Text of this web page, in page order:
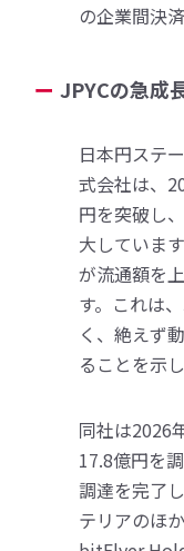
の企業間決
JPYCの急成
日本円ステ
式会社は、
円を突破し
大しています
が流通額を
す。これは
く、絶えず
ることを示
同社は2026
17.8億円を
調達を完了
テリアのほ